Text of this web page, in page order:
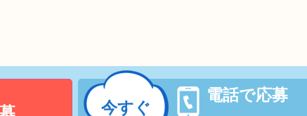
今すぐ
電話で応募